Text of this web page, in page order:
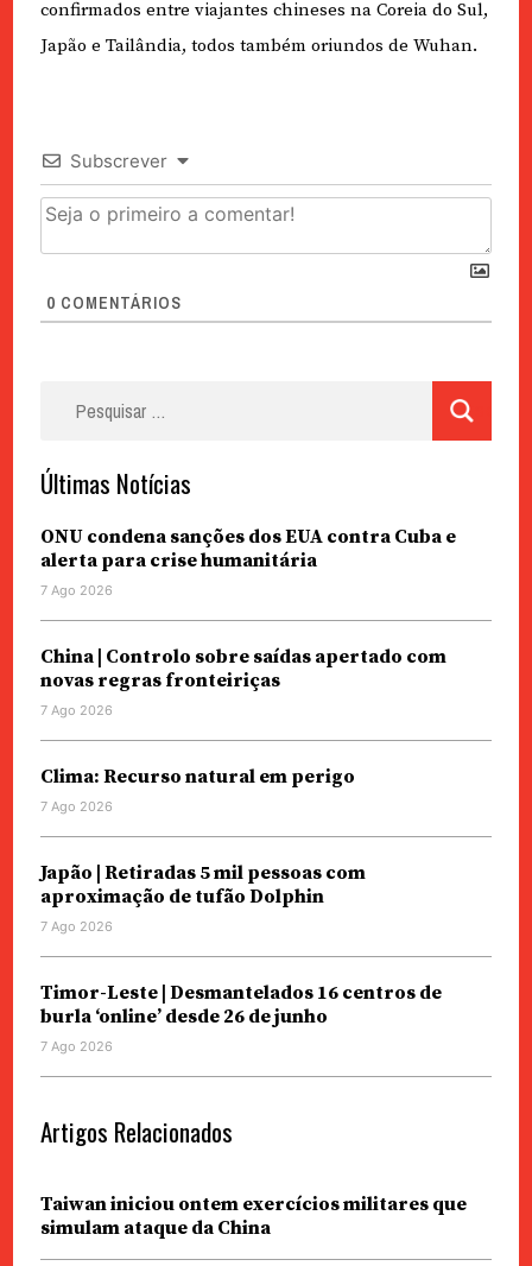
confirmados entre viajantes chineses na Coreia do Sul,
Japão e Tailândia, todos também oriundos de Wuhan.
Subscrever
0 COMENTÁRIOS
Últimas Notícias
ONU condena sanções dos EUA contra Cuba e
alerta para crise humanitária
7 Ago 2026
China | Controlo sobre saídas apertado com
novas regras fronteiriças
7 Ago 2026
Clima: Recurso natural em perigo
7 Ago 2026
Japão | Retiradas 5 mil pessoas com
aproximação de tufão Dolphin
7 Ago 2026
Timor-Leste | Desmantelados 16 centros de
burla ‘online’ desde 26 de junho
7 Ago 2026
Artigos Relacionados
Taiwan iniciou ontem exercícios militares que
simulam ataque da China